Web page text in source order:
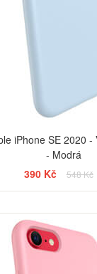
iPhone SE 2020
- Modrá
390 Kč
548 Kč